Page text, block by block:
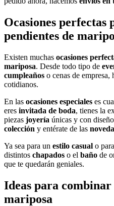
Ocasiones perfectas
pendientes de
Existen muchas ocasiones
mariposa. Desde todo tipo de
cumpleaños o cenas de empresa,
cotidianos.
En las ocasiones especiales es
eres invitada de boda, tienes la
piezas joyería únicas y con
colección y entérate de las
Ya sea para un estilo casual o
distintos chapados o el baño de
que te quedarán geniales.
Ideas para combinar
mariposa